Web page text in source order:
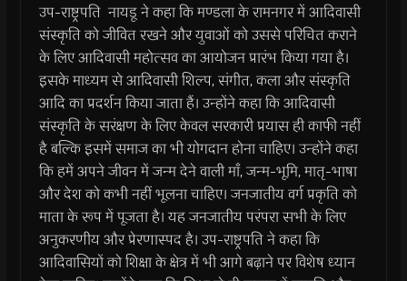
उप-राष्ट्रपति नायडू ने कहा कि मण्डला के रामनगर में आदिवासी
संस्कृति को जीवित रखने और युवाओं को उससे परिचित कराने
के लिए आदिवासी महोत्सव का आयोजन प्रारंभ किया गया है।
इसके माध्यम से आदिवासी शिल्प, संगीत, कला और संस्कृति
आदि का प्रदर्शन किया जाता हैं। उन्होंने कहा कि आदिवासी
संस्कृति के सरंक्षण के लिए केवल सरकारी प्रयास ही काफी नहीं
है बल्कि इसमें समाज का भी योगदान होना चाहिए। उन्होंने कहा
कि हमें अपने जीवन में जन्म देने वाली माँ, जन्म-भूमि, मातृ-भाषा
और देश को कभी नहीं भूलना चाहिए। जनजातीय वर्ग प्रकृति को
माता के रूप में पूजता है। यह जनजातीय परंपरा सभी के लिए
अनुकरणीय और प्रेरणास्पद है। उप-राष्ट्रपति ने कहा कि
आदिवासियों को शिक्षा के क्षेत्र में भी आगे बढ़ाने पर विशेष ध्यान